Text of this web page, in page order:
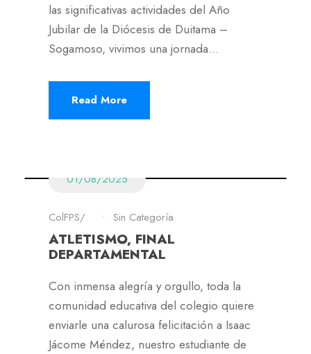
las significativas actividades del Año
Jubilar de la Diócesis de Duitama –
Sogamoso, vivimos una jornada...
Read More
01/08/2025
ColFPS • Sin Categoría
ATLETISMO, FINAL
DEPARTAMENTAL
Con inmensa alegría y orgullo, toda la
comunidad educativa del colegio quiere
enviarle una calurosa felicitación a Isaac
Jácome Méndez, nuestro estudiante de